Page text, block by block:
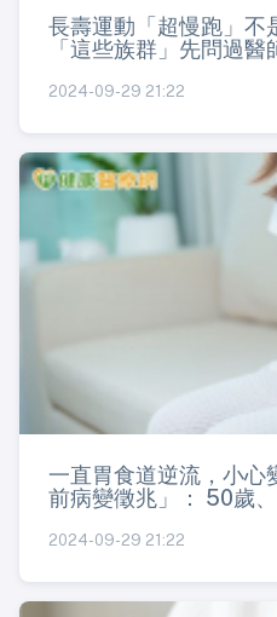
長壽運動「超慢跑」
「這些族群」先問過醫
2024-09-29 21:22
一直胃食道逆流，小
前病變徵兆」： 50歲
2024-09-29 21:22